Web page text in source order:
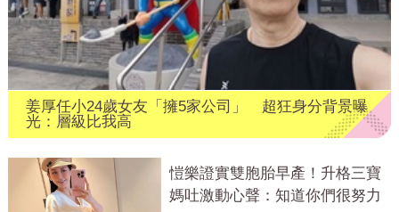
姜厚任小24歲女友「擁5家公司」 超狂身分背景曝
光：層級比我高
愷樂證實雙胞胎早產！升格三寶
媽吐激動心聲：知道你們很努力